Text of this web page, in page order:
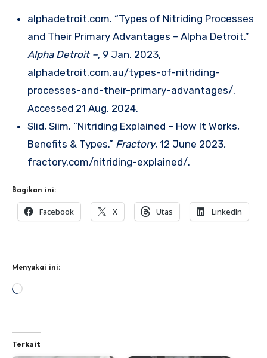
alphadetroit.com. “Types of Nitriding Processes
and Their Primary Advantages – Alpha Detroit.”
Alpha Detroit –, 9 Jan. 2023,
alphadetroit.com.au/types-of-nitriding-
processes-and-their-primary-advantages/.
Accessed 21 Aug. 2024.
Slid, Siim. “Nitriding Explained – How It Works,
Benefits & Types.” Fractory, 12 June 2023,
fractory.com/nitriding-explained/.
Bagikan ini:
Facebook X Utas LinkedIn
Menyukai ini:
Memuat...
Terkait